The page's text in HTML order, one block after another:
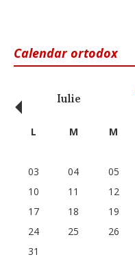
Calendar ortodox
Iulie
‹ L M M
03
04 05
10
11 12
17
18 19
24
25 26
31